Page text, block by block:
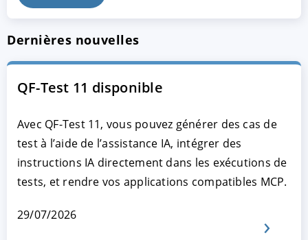
Dernières nouvelles
QF-Test 11 disponible
Avec QF-Test 11, vous pouvez générer des cas de
test à l’aide de l’assistance IA, intégrer des
instructions IA directement dans les exécutions de
tests, et rendre vos applications compatibles MCP.
29/07/2026